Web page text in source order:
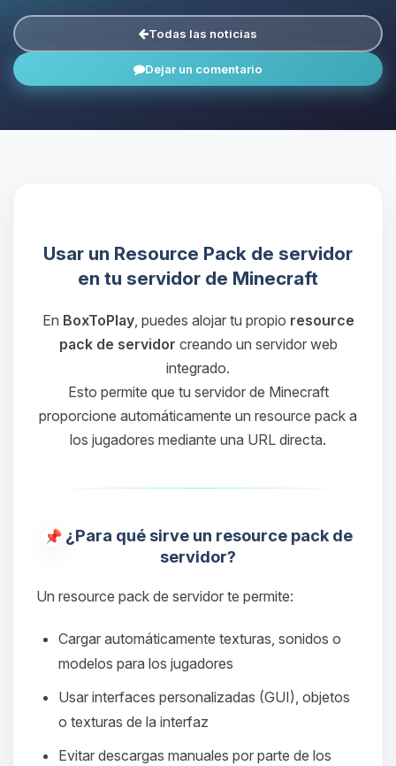
Todas las noticias
Dejar un comentario
Usar un Resource Pack de servidor
en tu servidor de Minecraft
En BoxToPlay, puedes alojar tu propio resource
pack de servidor creando un servidor web
integrado.
Esto permite que tu servidor de Minecraft
proporcione automáticamente un resource pack a
los jugadores mediante una URL directa.
¿Para qué sirve un resource pack de
servidor?
Un resource pack de servidor te permite:
Cargar automáticamente texturas, sonidos o
modelos para los jugadores
Usar interfaces personalizadas (GUI), objetos
o texturas de la interfaz
Evitar descargas manuales por parte de los